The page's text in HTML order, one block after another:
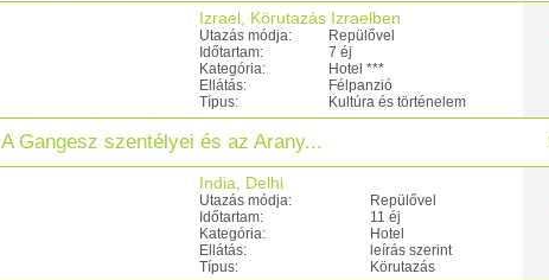
Izrael, Körutazás Izraelben
Utazás módja:
Repülővel
Időtartam:
7 éj
Kategória:
Hotel ***
Ellátás:
Félpanzió
Típus:
Kultúra és történelem
A Gangesz szentélyei és az Arany...
India, Delhi
Utazás módja:
Repülővel
Időtartam:
11 éj
Kategória:
Hotel
Ellátás:
leírás szerint
Típus:
Körutazás